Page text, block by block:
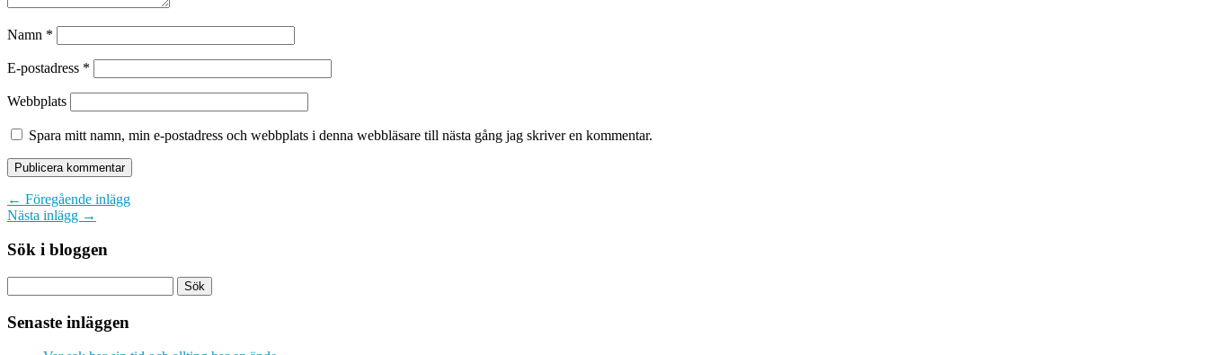
Namn *
E-postadress *
Webbplats
Spara mitt namn, min e-postadress och webbplats i denna webbläsare till nästa gång jag skriver en kommentar.
← Föregående inlägg
Nästa inlägg →
Sök i bloggen
Senaste inläggen